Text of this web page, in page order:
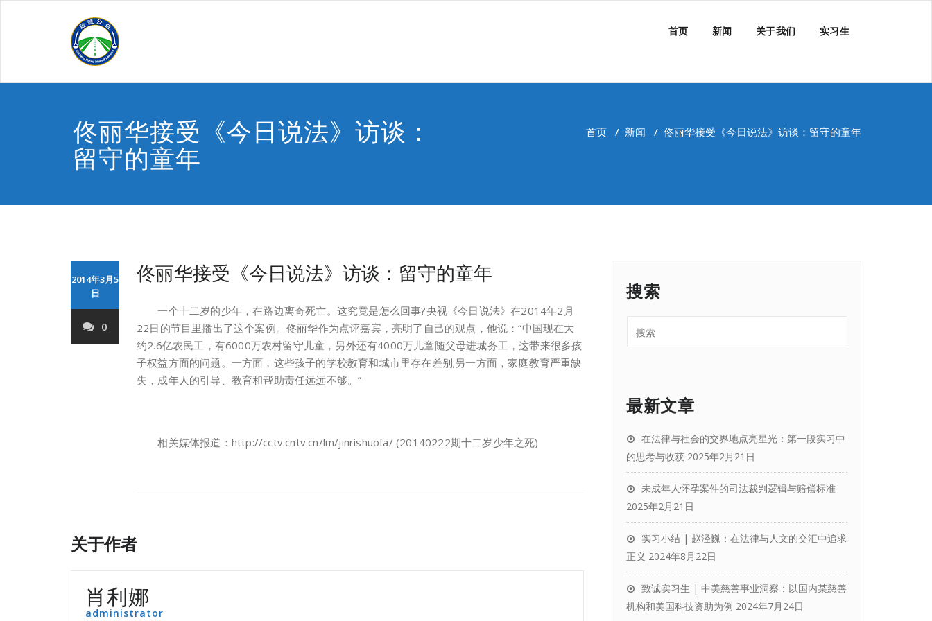
首页 新闻 关于我们 实习生
佟丽华接受《今日说法》访谈：
留守的童年
首页 / 新闻 / 佟丽华接受《今日说法》访谈：留守的童年
2014年3月5
日
0
佟丽华接受《今日说法》访谈：留守的童年
一个十二岁的少年，在路边离奇死亡。这究竟是怎么回事?央视《今日说法》在2014年2月
22日的节目里播出了这个案例。佟丽华作为点评嘉宾，亮明了自己的观点，他说：“中国现在大
约2.6亿农民工，有6000万农村留守儿童，另外还有4000万儿童随父母进城务工，这带来很多孩
子权益方面的问题。一方面，这些孩子的学校教育和城市里存在差别;另一方面，家庭教育严重缺
失，成年人的引导、教育和帮助责任远远不够。”
相关媒体报道：http://cctv.cntv.cn/lm/jinrishuofa/ (20140222期十二岁少年之死)
关于作者
肖利娜
administrator
搜索
最新文章
在法律与社会的交界地点亮星光：第一段实习中
的思考与收获 2025年2月21日
未成年人怀孕案件的司法裁判逻辑与赔偿标准
2025年2月21日
实习小结 | 赵泾巍：在法律与人文的交汇中追求
正义 2024年8月22日
致诚实习生 | 中美慈善事业洞察：以国内某慈善
机构和美国科技资助为例 2024年7月24日